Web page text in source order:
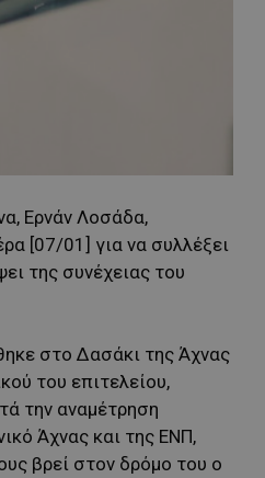
Ερνάν Λοσάδα,
[07/01] για να συλλέξει
της συνέχειας του
στο Δασάκι της Άχνας
του επιτελείου,
την αναμέτρηση
Άχνας και της ΕΝΠ,
βρεί στον δρόμο του ο